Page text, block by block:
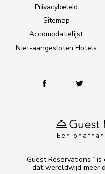
Een
Privacybeleid
Sitemap
Accomodatielijst
Niet-aangesloten Hotels
Guest Reservations TM
is
dat wereldwijd meer